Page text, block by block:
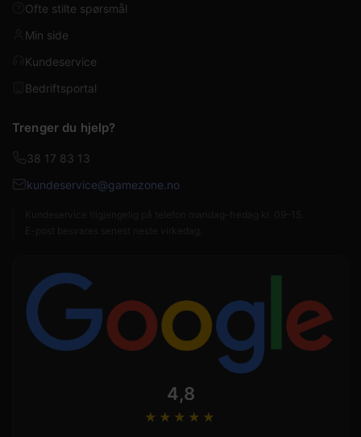
Ofte stilte spørsmål
Min side
Kundeservice
Bedriftsportal
Trenger du hjelp?
38 17 83 13
kundeservice@gamezone.no
4,8
★★★★ ★